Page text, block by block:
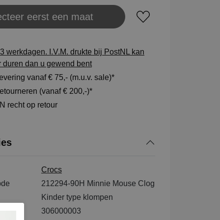
in winkeltas
eerst een maat
werkdagen. I.V.M. drukte bij PostNL kan
duren dan u gewend bent
vanaf € 75,- (m.u.v. sale)*
(vanaf € 200,-)*
recht op retour
Crocs
212294-90H Minnie Mouse Clog
Kinder type klompen
306000003